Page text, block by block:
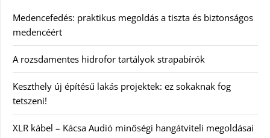
Medencefedés: praktikus megoldás a tiszta és biztonságos
medencéért
A rozsdamentes hidrofor tartályok strapabírók
Keszthely új építésű lakás projektek: ez sokaknak fog
tetszeni!
XLR kábel – Kácsa Audió minőségi hangátviteli megoldásai